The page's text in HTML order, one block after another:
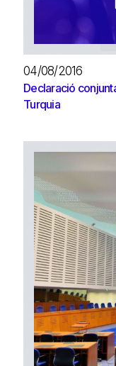
04/08/2016
Declaració
Turquia